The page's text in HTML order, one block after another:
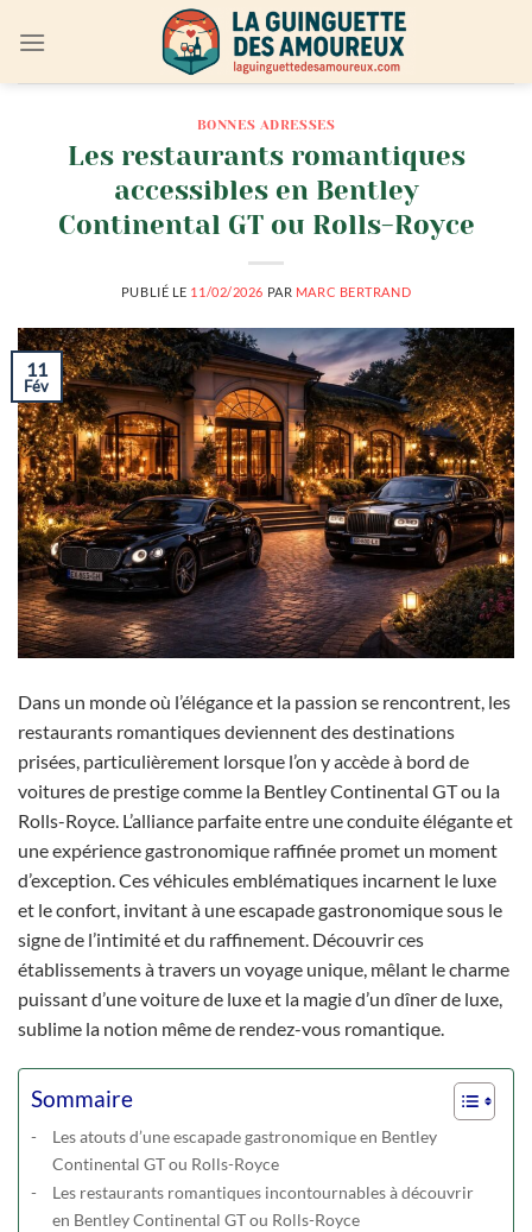
BONNES ADRESSES
Les restaurants romantiques
accessibles en Bentley
Continental GT ou Rolls-Royce
PUBLIÉ LE 11/02/2026 PAR MARC BERTRAND
11
Fév
Dans un monde où l’élégance et la passion se rencontrent, les
restaurants romantiques deviennent des destinations
prisées, particulièrement lorsque l’on y accède à bord de
voitures de prestige comme la Bentley Continental GT ou la
Rolls-Royce. L’alliance parfaite entre une conduite élégante et
une expérience gastronomique raffinée promet un moment
d’exception. Ces véhicules emblématiques incarnent le luxe
et le confort, invitant à une escapade gastronomique sous le
signe de l’intimité et du raffinement. Découvrir ces
établissements à travers un voyage unique, mêlant le charme
puissant d’une voiture de luxe et la magie d’un dîner de luxe,
sublime la notion même de rendez-vous romantique.
Sommaire
Les atouts d’une escapade gastronomique en Bentley
Continental GT ou Rolls-Royce
Les restaurants romantiques incontournables à découvrir
en Bentley Continental GT ou Rolls-Royce